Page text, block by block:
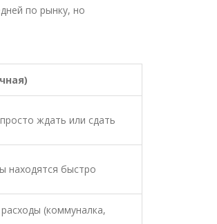
по рынку, но
ждать или сдать
находятся быстро
(коммуналка,